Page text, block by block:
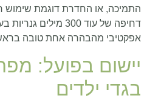
התמיכה, או החדרת דוגמת שימוש
דחיפה של עוד 300
אפקטיבי מהבהרה אחת טובה
יישום בפועל:
בגדי ילדים